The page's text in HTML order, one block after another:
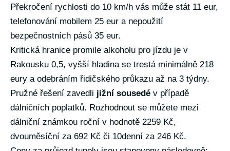
Překročení rychlosti do 10 km/h vás může stát 11 eur,
telefonování mobilem 25 eur a nepoužití
bezpečnostních pásů 35 eur.
Kritická hranice promile alkoholu pro jízdu je v
Rakousku 0,5, vyšší hladina se trestá minimálně 218
eury a odebráním řidičského průkazu až na 3 týdny.
Pružné řešení zavedli jižní sousedé v případě
dálničních poplatků. Rozhodnout se můžete mezi
dálniční známkou roční v hodnotě 2259 Kč,
dvouměsíční za 692 Kč či 10denní za 246 Kč.